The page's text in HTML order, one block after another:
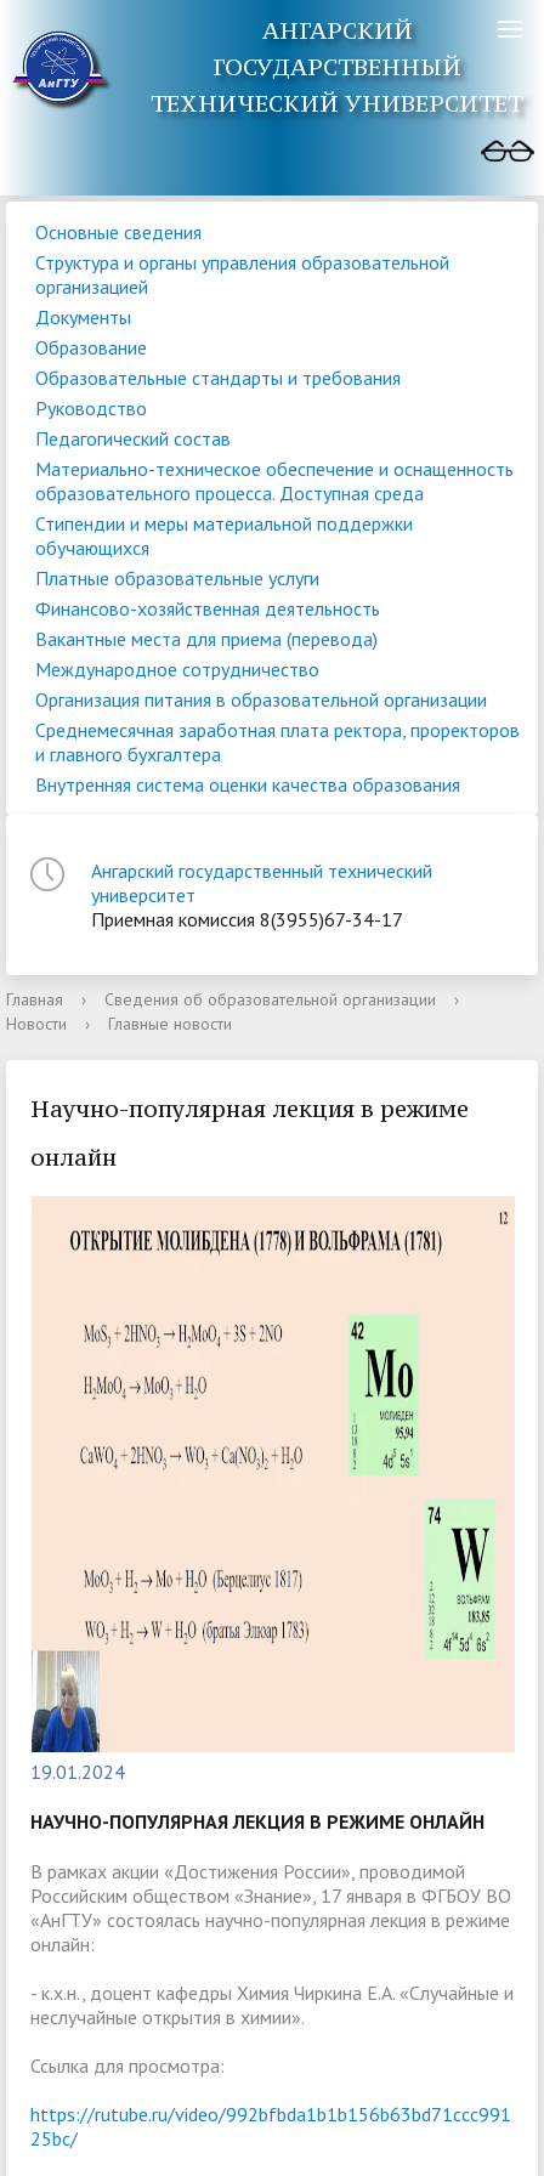
АНГАРСКИЙ
ГОСУДАРСТВЕННЫЙ
ТЕХНИЧЕСКИЙ УНИВЕРСИТЕТ
Основные сведения
Структура и органы управления образовательной
организацией
Документы
Образование
Образовательные стандарты и требования
Руководство
Педагогический состав
Материально-техническое обеспечение и оснащенность
образовательного процесса. Доступная среда
Стипендии и меры материальной поддержки
обучающихся
Платные образовательные услуги
Финансово-хозяйственная деятельность
Вакантные места для приема (перевода)
Международное сотрудничество
Организация питания в образовательной организации
Среднемесячная заработная плата ректора, проректоров
и главного бухгалтера
Внутренняя система оценки качества образования
Ангарский государственный технический
университет
Приемная комиссия 8(3955)67-34-17
Главная › Сведения об образовательной организации
›
Новости
› Главные новости
Научно-популярная лекция в режиме
онлайн
19.01.2024
НАУЧНО-ПОПУЛЯРНАЯ ЛЕКЦИЯ В РЕЖИМЕ ОНЛАЙН
В рамках акции «Достижения России», проводимой
Российским обществом «Знание», 17 января в ФГБОУ ВО
«АнГТУ» состоялась научно-популярная лекция в режиме
онлайн:
- к.х.н., доцент кафедры Химия Чиркина Е.А. «Случайные и
неслучайные открытия в химии».
Ссылка для просмотра:
https://rutube.ru/video/992bfbda1b1b156b63bd71ccc991
25bc/